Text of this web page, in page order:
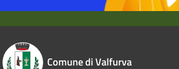
Comune di Valfurva